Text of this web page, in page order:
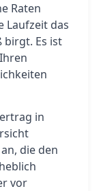
Raten
Laufzeit das
birgt. Es ist
in
die den
vor